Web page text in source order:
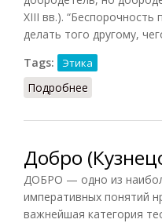
XIII вв.).
делать того другому,
Tags:
Этика
Подробнее
Добро
ДОБРО — одно из
императивных понятий
важнейшая категория